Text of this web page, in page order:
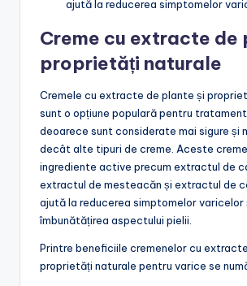
ajută la reducerea simptomelor
Creme cu extracte de
proprietăți naturale
Cremele cu extracte de plante și
sunt o opțiune populară pentru
deoarece sunt considerate mai sigure și
decât alte tipuri de creme. Aceste
ingrediente active precum extractul de
extractul de mesteacăn și extractul de
ajută la reducerea simptomelor varicelor
îmbunătățirea aspectului pielii.
Printre beneficiile cremenelor cu
proprietăți naturale pentru varice se